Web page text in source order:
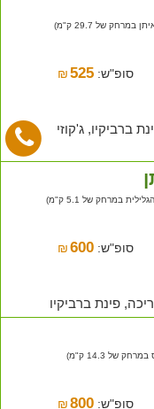
של 29.7 ק"מ)
סופ"ש: ₪ 525
אירוח:4, פינת ברביקיו, ג'קוזי
במרחק של 5.1 ק"מ)
סופ"ש: ₪ 600
של 14.3 ק"מ)
סופ"ש: ₪ 800